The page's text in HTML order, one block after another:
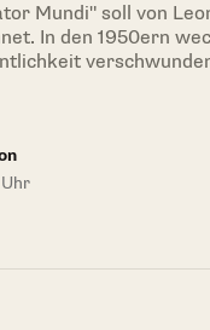
Mundi" soll von
In den 1950ern